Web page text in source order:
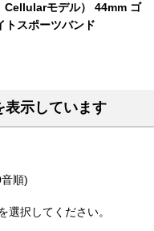
Cellularモデル） 44mm ゴ
トスポーツバンド
表示しています
順)
選択してください。